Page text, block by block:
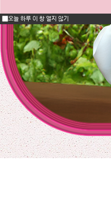
오늘 하루 이 창 열지 않기